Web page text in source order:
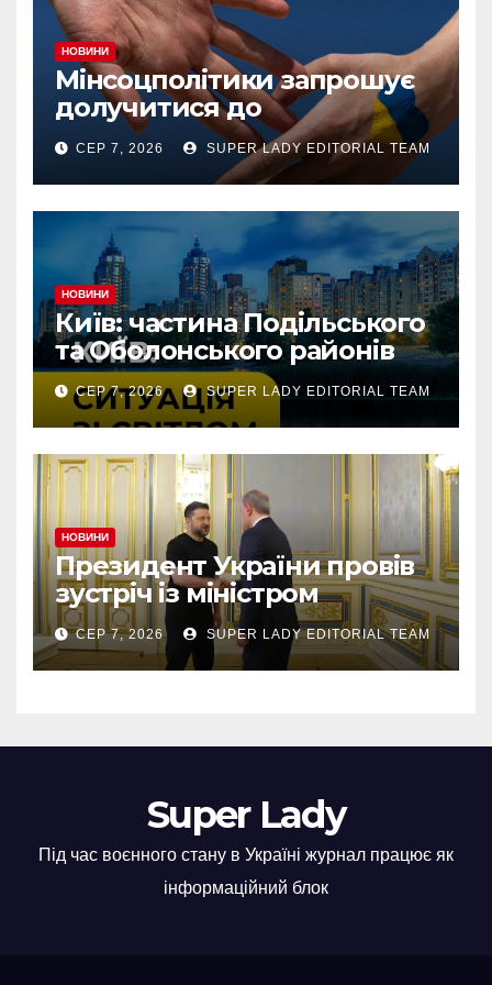
НОВИНИ
Мінсоцполітики запрошує
долучитися до
консультацій
СЕР 7, 2026 SUPER LADY EDITORIAL TEAM
НОВИНИ
Київ: частина Подільського
та Оболонського районів
тимчасово без світла через
аварію
СЕР 7, 2026 SUPER LADY EDITORIAL TEAM
НОВИНИ
Президент України провів
зустріч із міністром
закордонних справ
Азербайджану Джейхуном
Байрамовим
СЕР 7, 2026 SUPER LADY EDITORIAL TEAM
Super Lady
Під час воєнного стану в Україні журнал працює як
інформаційний блок